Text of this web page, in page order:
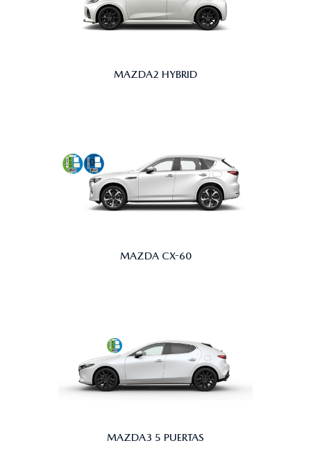
MAZDA2 HYBRID
MAZDA CX-60
MAZDA3 5 PUERTAS